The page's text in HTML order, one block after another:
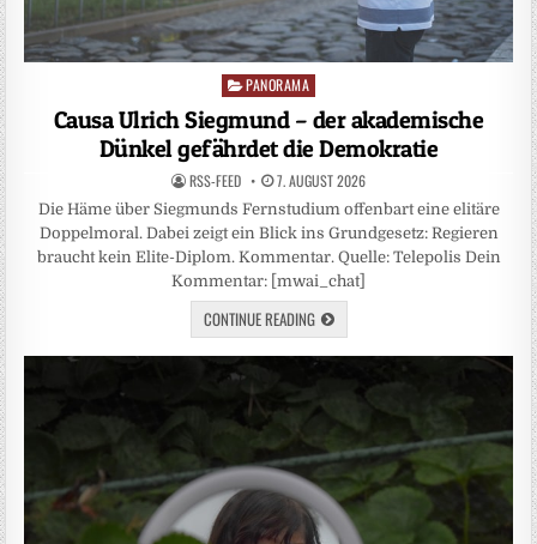
Posted
PANORAMA
Causa Ulrich Siegmund – der akademische
Dünkel gefährdet die Demokratie
RSS-FEED 7. AUGUST 2026
Die Häme über Siegmunds Fernstudium offenbart eine elitäre
Doppelmoral. Dabei zeigt ein Blick ins Grundgesetz: Regieren
braucht kein Elite-Diplom. Kommentar. Quelle: Telepolis Dein
Kommentar: [mwai_chat]
CONTINUE READING